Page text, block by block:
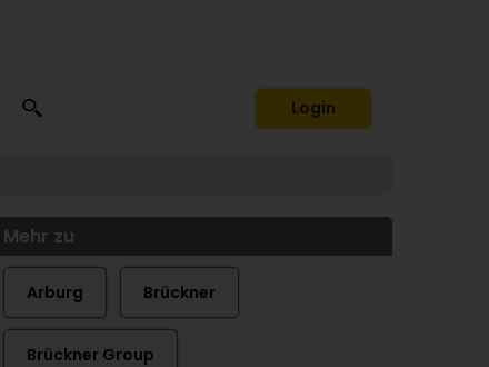
Login
Mehr zu
Arburg Brückner
Brückner Group